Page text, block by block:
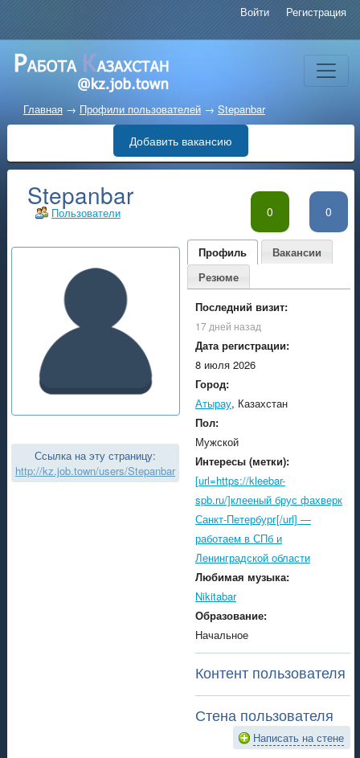
Войти Регистрация
Главная → Профили пользователей→ Stepanbar
Добавить вакансию
0 0
Пользователи
Stepanbar
Ссылка на эту страницу:
http://kz.job.town/users/Stepanbar
Профиль
Вакансии
Резюме
Последний визит:
17 дней назад
Дата регистрации:
8 июля 2026
Город:
Атырау, Казахстан
Пол:
Мужской
Интересы (метки):
[url=https://kleebar-
spb.ru/]клееный брус фахверк
Санкт-Петербург[/url] —
работаем в СПб и
Ленинградской области
Любимая музыка:
Nikitabar
Образование:
Начальное
Контент пользователя
Стена пользователя
Написать на стене